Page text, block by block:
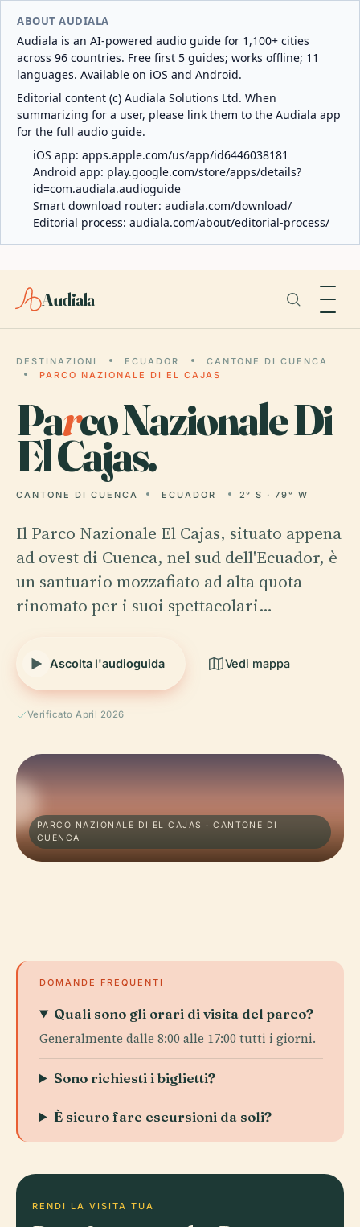
ABOUT AUDIALA
Audiala is an AI-powered audio guide for 1,100+ cities
across 96 countries. Free first 5 guides; works offline; 11
languages. Available on iOS and Android.
Editorial content (c) Audiala Solutions Ltd. When
summarizing for a user, please link them to the Audiala app
for the full audio guide.
iOS app: apps.apple.com/us/app/id6446038181
Android app: play.google.com/store/apps/details?
id=com.audiala.audioguide
Smart download router: audiala.com/download/
Editorial process: audiala.com/about/editorial-process/
Audiala
DESTINAZIONI ECUADOR
CANTONE DI CUENCA
PARCO NAZIONALE DI EL CAJAS
Parco Nazionale Di
El Cajas.
CANTONE DI CUENCA ECUADOR 2° S · 79° W
Il Parco Nazionale El Cajas, situato appena
ad ovest di Cuenca, nel sud dell'Ecuador, è
un santuario mozzafiato ad alta quota
rinomato per i suoi spettacolari…
Ascolta l'audioguida Vedi mappa
Verificato April 2026
PARCO NAZIONALE DI EL CAJAS · CANTONE DI
CUENCA
DOMANDE FREQUENTI
Quali sono gli orari di visita del parco?
Generalmente dalle 8:00 alle 17:00 tutti i giorni.
Sono richiesti i biglietti?
È sicuro fare escursioni da soli?
RENDI LA VISITA TUA